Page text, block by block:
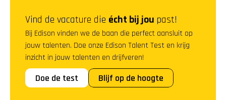
Vind de vacature die écht bij jou past!
Bij Edison vinden we de baan die perfect aansluit op
jouw talenten. Doe onze Edison Talent Test en krijg
inzicht in jouw talenten en drijfveren!
Doe de test Blijf op de hoogte